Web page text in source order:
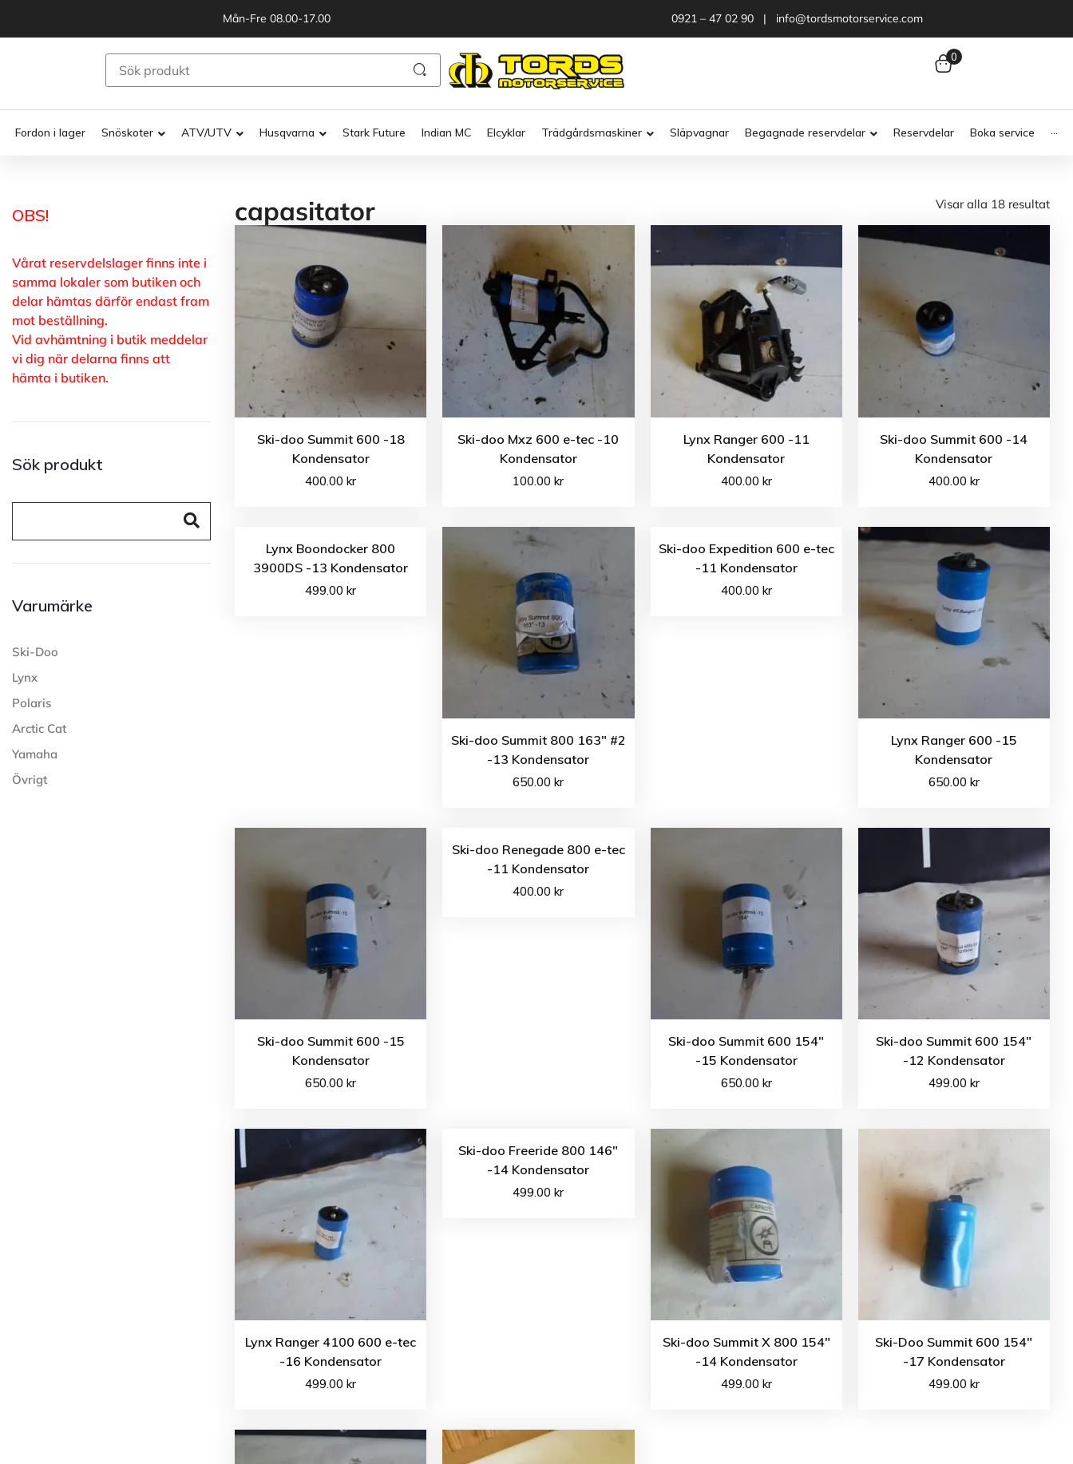
Mån-Fre 08.00-17.00 0921 – 47 02 90 | info@tordsmotorservice.com
0
Fordon i lager Snöskoter ATV/UTV Husqvarna Stark Future Indian MC Elcyklar Trädgårdsmaskiner Släpvagnar Begagnade reservdelar Reservdelar Boka service ···
OBS!
Vårat reservdelslager finns inte i
samma lokaler som butiken och
delar hämtas därför endast fram
mot beställning.
Vid avhämtning i butik meddelar
vi dig när delarna finns att
hämta i butiken.
Sök produkt
Varumärke
Ski-Doo
Lynx
Polaris
Arctic Cat
Yamaha
Övrigt
capasitator Visar alla 18 resultat
Ski-doo Summit 600 -18
Kondensator
400.00kr
Ski-doo Mxz 600 e-tec -10
Kondensator
100.00kr
Lynx Ranger 600 -11
Kondensator
400.00 kr
Ski-doo Summit 600 -14
Kondensator
400.00 kr
Lynx Boondocker 800
3900DS -13 Kondensator
499.00kr
Ski-doo Summit 800 163″ #2
-13 Kondensator
650.00kr
Ski-doo Expedition 600 e-tec
-11 Kondensator
400.00 kr
Lynx Ranger 600 -15
Kondensator
650.00 kr
Ski-doo Summit 600 -15
Kondensator
650.00kr
Ski-doo Renegade 800 e-tec
-11 Kondensator
400.00kr
Ski-doo Summit 600 154″
-15 Kondensator
650.00 kr
Ski-doo Summit 600 154″
-12 Kondensator
499.00 kr
Lynx Ranger 4100 600 e-tec
-16 Kondensator
499.00kr
Ski-doo Freeride 800 146″
-14 Kondensator
499.00kr
Ski-doo Summit X 800 154″
-14 Kondensator
499.00 kr
Ski-Doo Summit 600 154″
-17 Kondensator
499.00 kr